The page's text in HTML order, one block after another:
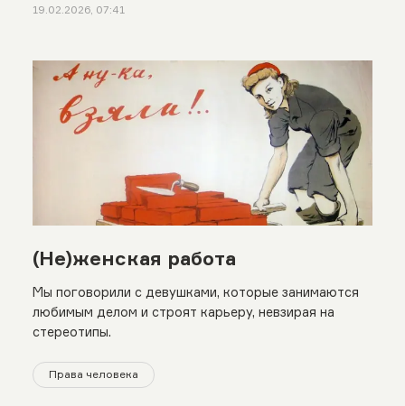
19.02.2026, 07:41
(Не)женская работа
Мы поговорили с девушками, которые занимаются
любимым делом и строят карьеру, невзирая на
стереотипы.
Права человека